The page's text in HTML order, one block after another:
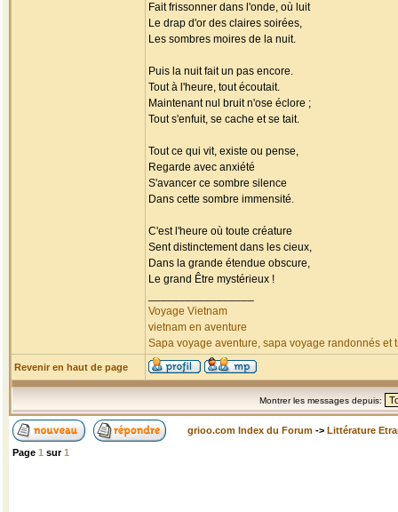
Fait frissonner dans l'onde, où luit
Le drap d'or des claires soirées,
Les sombres moires de la nuit.
Puis la nuit fait un pas encore.
Tout à l'heure, tout écoutait.
Maintenant nul bruit n'ose éclore ;
Tout s'enfuit, se cache et se tait.
Tout ce qui vit, existe ou pense,
Regarde avec anxiété
S'avancer ce sombre silence
Dans cette sombre immensité.
C'est l'heure où toute créature
Sent distinctement dans les cieux,
Dans la grande étendue obscure,
Le grand Être mystérieux !
Voyage Vietnam
vietnam en aventure
Sapa voyage aventure, sapa voyage randonnés et
Revenir en haut de page
Montrer les messages depuis:
grioo.com Index du Forum -> Littérature
Page 1 sur1